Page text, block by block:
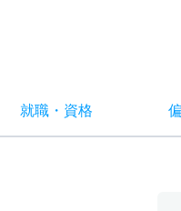
就職・ 資格